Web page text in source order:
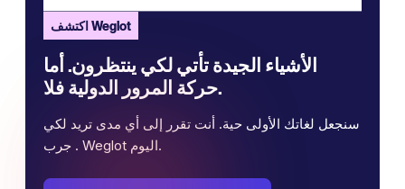
اكتشف Weglot
الأشياء الجيدة تأتي لكي ينتظرون. أما
حركة المرور الدولية فلا.
سنجعل لغاتك الأولى حية. أنت تقرر إلى أي مدى تريد لكي
. جرب Weglot اليوم.